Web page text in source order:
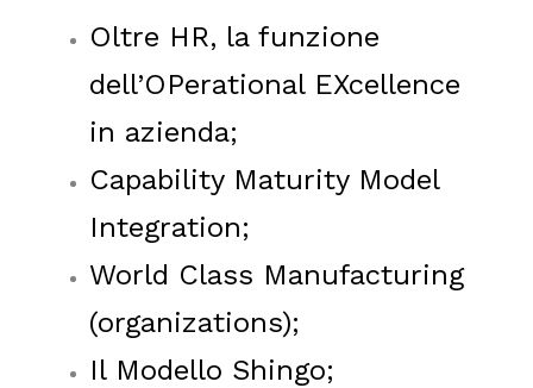
Oltre HR, la funzione
dell’OPerational EXcellence
in azienda;
Capability Maturity Model
Integration;
World Class Manufacturing
(organizations);
Il Modello Shingo;